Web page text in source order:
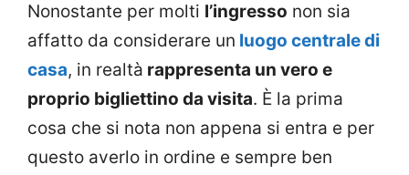
Nonostante per molti l’ingresso non sia
affatto da considerare un luogo centrale di
casa, in realtà rappresenta un vero e
proprio bigliettino da visita. È la prima
cosa che si nota non appena si entra e per
questo averlo in ordine e sempre ben